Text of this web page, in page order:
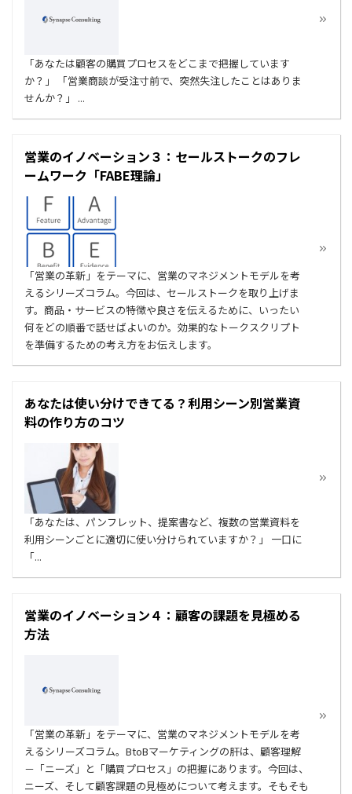
「あなたは顧客の購買プロセスをどこまで把握しています
か？」 「営業商談が受注寸前で、突然失注したことはありま
せんか？」 ...
営業のイノベーション３：セールストークのフレ
ームワーク「FABE理論」
「営業の革新」をテーマに、営業のマネジメントモデルを考
えるシリーズコラム。今回は、セールストークを取り上げま
す。商品・サービスの特徴や良さを伝えるために、いったい
何をどの順番で話せばよいのか。効果的なトークスクリプト
を準備するための考え方をお伝えします。
あなたは使い分けできてる？利用シーン別営業資
料の作り方のコツ
「あなたは、パンフレット、提案書など、複数の営業資料を
利用シーンごとに適切に使い分けられていますか？」 一口に
「...
営業のイノベーション４：顧客の課題を見極める
方法
「営業の革新」をテーマに、営業のマネジメントモデルを考
えるシリーズコラム。BtoBマーケティングの肝は、顧客理解
－「ニーズ」と「購買プロセス」の把握にあります。今回は、
ニーズ、そして顧客課題の見極めについて考えます。そもそも